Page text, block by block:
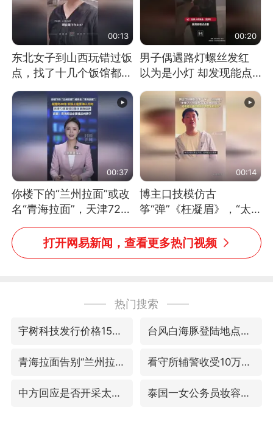
00:13
东北女子到山西玩错过饭
点，找了十几个饭馆都没
开门：午休到几点
00:20
男子偶遇路灯螺丝发红
以为是小灯 却发现能点
燃香烟 当事人：已报警
处理
00:37
你楼下的“兰州拉面”或改
名“青海拉面”，天津72家
面馆已集体更换招牌
00:14
博主口技模仿古
筝“弹”《枉凝眉》，“太
像了～你是吃古筝长大的
吗？”“或将成为首位考级
不带古筝的选手。”（来
打开网易新闻，查看更多热门视频
热门搜索
宇树科技发行价格150.80元/股 台风白海豚登陆地点更新
青海拉面告别“兰州拉面” 看守所辅警收受10万获刑1年
中方回应是否开采太平洋海底稀土资源 泰国一女公务员妆容引争议 本人回应